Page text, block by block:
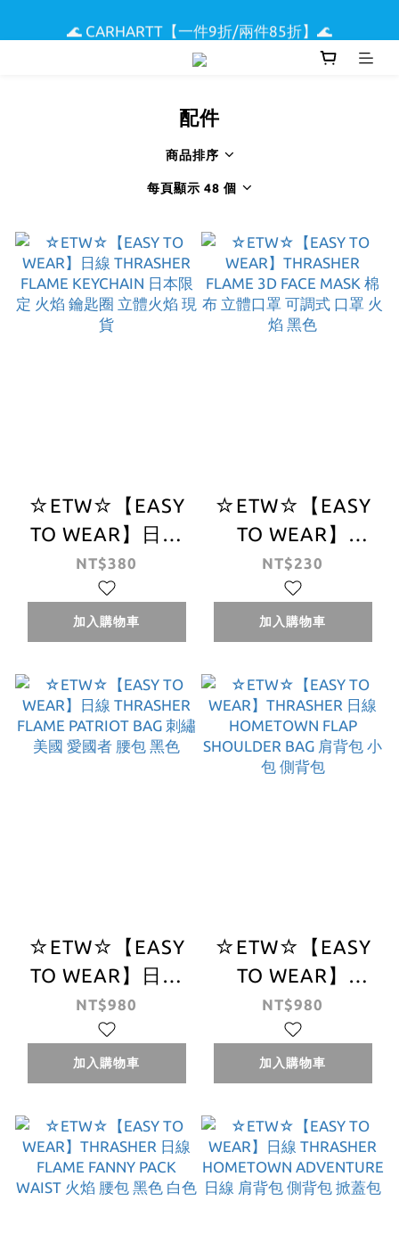
🌟 全館滿$5000現折$300 🌟
🌊 CARHARTT【一件9折/兩件85折】🌊
🏖️ SUPREME & STUSSY短T【兩件9折區】🏖️
🌟 全館滿$5000現折$300 🌟
配件
商品排序
每頁顯示 48 個
☆ETW☆【EASY
TO WEAR】日線
THRASHER
FLAME
KEYCHAIN 日本限
定 火焰 鑰匙圈 立
體火焰 現貨
NT$380
加入購物車
☆ETW☆【EASY
TO WEAR】
THRASHER
FLAME 3D FACE
MASK 棉布 立體
口罩 可調式 口罩
火焰 黑色
NT$230
加入購物車
☆ETW☆【EASY
TO WEAR】日線
THRASHER
FLAME PATRIOT
BAG 刺繡 美國 愛
國者 腰包 黑色
NT$980
加入購物車
☆ETW☆【EASY
TO WEAR】
THRASHER 日線
HOMETOWN
FLAP SHOULDER
BAG 肩背包 小包
側背包
NT$980
加入購物車